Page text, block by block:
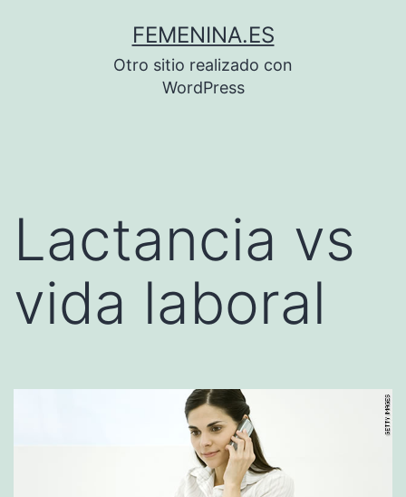
FEMENINA.ES
Otro sitio realizado con
WordPress
Lactancia vs
vida laboral